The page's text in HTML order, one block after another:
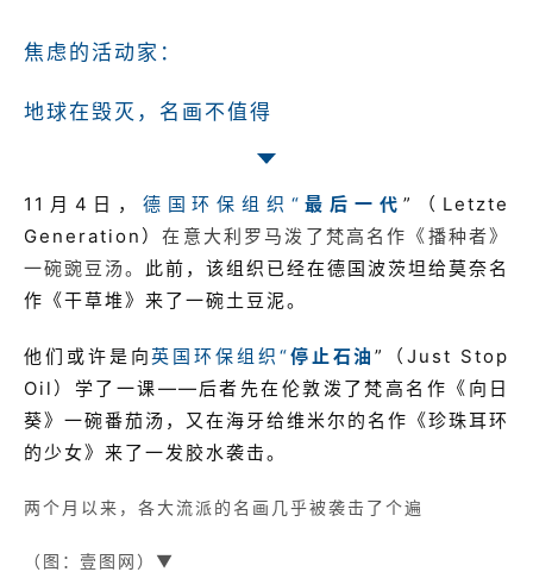
焦虑的活动家：
地球在毁灭，名画不值得
11月4日， 德国环保组织“ 最后一代”（Letzte
Generation）在意大利罗马泼了梵高名作《播种者》
一碗豌豆汤。 此前，该组织已经在德国波茨坦给莫奈名
作《干草堆》来了一碗土豆泥。
他们或许是向英国环保组织“停止石油”（Just Stop
Oil）学了一课——后者先在伦敦泼了梵高名作《向日
葵》一碗番茄汤，又在海牙给维米尔的名作《珍珠耳环
的少女》来了一发胶水袭击。
两个月以来，各大流派的名画几乎被袭击了个遍
（图：壹图网）▼